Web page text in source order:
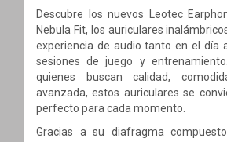
Descubre los nuevos Leotec
Nebula Fit, los auriculares
experiencia de audio tanto en el día
sesiones de juego y
quienes buscan calidad,
avanzada, estos auriculares se
perfecto para cada momento.
Gracias a su diafragma